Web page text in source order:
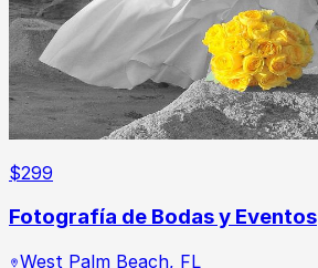
$299
Fotografía de Bodas y Eventos
West Palm Beach, FL